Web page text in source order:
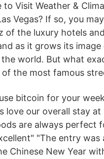
Visit Weather &
Vegas? If so, you
the luxury hotels
as it grows its image
world. But what
the most famous
bitcoin for your
love our overall stay at
are always perfect
"The entry was
Chinese New Year